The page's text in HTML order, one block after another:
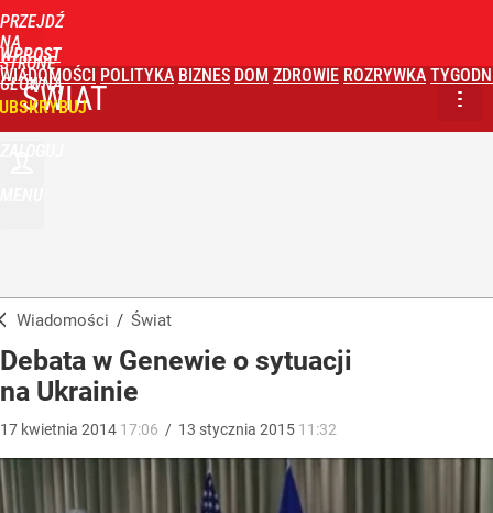
PRZEJDŹ
NA
STRONĘ
GŁÓWNĄ
WPROST
WIADOMOŚCI POLITYKA BIZNES DOM ZDROWIE ROZRYWKA
ŚWIAT
Wiadomości / Świat
Debata w Genewie o sytuacji
na Ukrainie
17 kwietnia 2014 17:06 / 13 stycznia 2015 11:32